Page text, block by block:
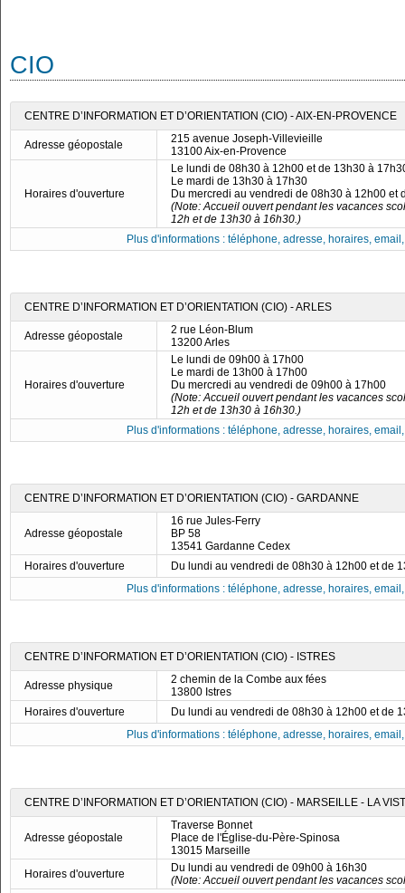
CIO
CENTRE D’INFORMATION ET D’ORIENTATION (CIO) - AIX-EN-PROVENCE
Adresse géopostale
215 avenue Joseph-Villevieille
13100 Aix-en-Provence
Horaires d'ouverture
Le lundi de 08h30 à 12h00 et de 13h30 à
Le mardi de 13h30 à 17h30
Du mercredi au vendredi de 08h30 à 12h00 et
(Note: Accueil ouvert pendant les vacances
12h et de 13h30 à 16h30.)
Plus d'informations : téléphone, adresse, horaires,
CENTRE D’INFORMATION ET D’ORIENTATION (CIO) - ARLES
Adresse géopostale
2 rue Léon-Blum
13200 Arles
Horaires d'ouverture
Le lundi de 09h00 à 17h00
Le mardi de 13h00 à 17h00
Du mercredi au vendredi de 09h00 à 17h00
(Note: Accueil ouvert pendant les vacances
12h et de 13h30 à 16h30.)
Plus d'informations : téléphone, adresse, horaires,
CENTRE D’INFORMATION ET D’ORIENTATION (CIO) - GARDANNE
Adresse géopostale
16 rue Jules-Ferry
BP 58
13541 Gardanne Cedex
Horaires d'ouverture
Du lundi au vendredi de 08h30 à 12h00 et de
Plus d'informations : téléphone, adresse, horaires,
CENTRE D’INFORMATION ET D’ORIENTATION (CIO) - ISTRES
Adresse physique
2 chemin de la Combe aux fées
13800 Istres
Horaires d'ouverture
Du lundi au vendredi de 08h30 à 12h00 et de
Plus d'informations : téléphone, adresse, horaires,
CENTRE D’INFORMATION ET D’ORIENTATION (CIO) - MARSEILLE - LA
Adresse géopostale
Traverse Bonnet
Place de l'Église-du-Père-Spinosa
13015 Marseille
Horaires d'ouverture
Du lundi au vendredi de 09h00 à 16h30
(Note: Accueil ouvert pendant les vacances